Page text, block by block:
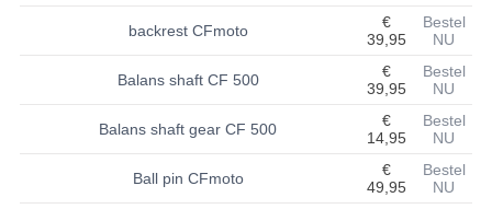
backrest CFmoto
€
39,95
Bestel
NU
Balans shaft CF 500
€
39,95
Bestel
NU
Balans shaft gear CF 500
€
14,95
Bestel
NU
Ball pin CFmoto
€
49,95
Bestel
NU